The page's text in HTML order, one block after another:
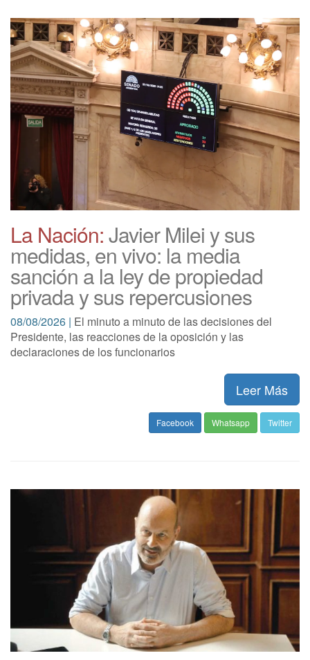
La Nación:Javier Milei y sus
medidas, en vivo: la media
sanción a la ley de propiedad
privada y sus repercusiones
08/08/2026 | El minuto a minuto de las decisiones del
Presidente, las reacciones de la oposición y las
declaraciones de los funcionarios
Leer Más
Facebook Whatsapp Twitter